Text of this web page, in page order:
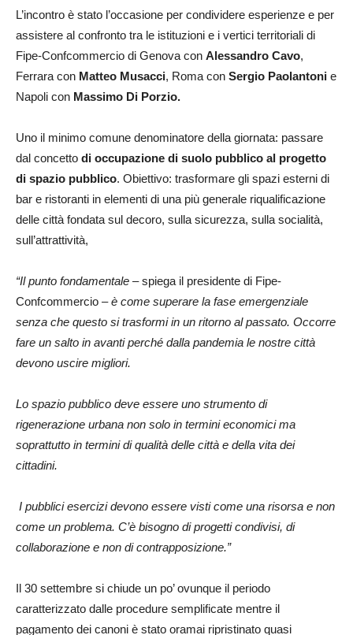
L’incontro è stato l’occasione per condividere esperienze e per
assistere al confronto tra le istituzioni e i vertici territoriali di
Fipe-Confcommercio di Genova con Alessandro Cavo,
Ferrara con Matteo Musacci, Roma con Sergio Paolantoni e
Napoli con Massimo Di Porzio.
Uno il minimo comune denominatore della giornata: passare
dal concetto di occupazione di suolo pubblico al progetto
di spazio pubblico. Obiettivo: trasformare gli spazi esterni di
bar e ristoranti in elementi di una più generale riqualificazione
delle città fondata sul decoro, sulla sicurezza, sulla socialità,
sull’attrattività,
“Il punto fondamentale – spiega il presidente di Fipe-
Confcommercio –è come superare la fase emergenziale
senza che questo si trasformi in un ritorno al passato. Occorre
fare un salto in avanti perché dalla pandemia le nostre città
devono uscire migliori.
Lo spazio pubblico deve essere uno strumento di
rigenerazione urbana non solo in termini economici ma
soprattutto in termini di qualità delle città e della vita dei
cittadini.
I pubblici esercizi devono essere visti come una risorsa e non
come un problema. C’è bisogno di progetti condivisi, di
collaborazione e non di contrapposizione.”
Il 30 settembre si chiude un po’ ovunque il periodo
caratterizzato dalle procedure semplificate mentre il
pagamento dei canoni è stato oramai ripristinato quasi